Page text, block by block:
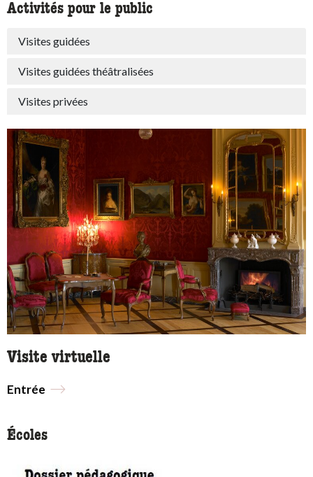
Activités pour le public
Visites guidées
Visites guidées théâtralisées
Visites privées
Visite virtuelle
Entrée
Écoles